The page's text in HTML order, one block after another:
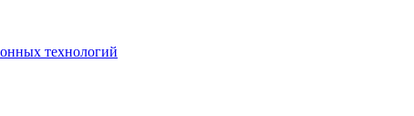
технологий